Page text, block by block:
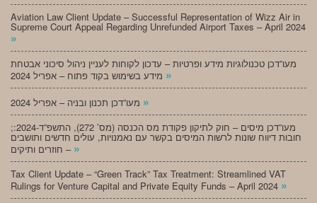
Aviation Law Client Update – Successful Representation of Wizz Air in
Supreme Court Appeal Regarding Unrefunded Airport Taxes – April 2024
»
מעו”דכן טכנולוגיות מידע ופרטיות – עדכון לקוחות לעניין ניהול סיכוני אבטחת
»
»
;מעו”דכן מיסים – חוק לתיקון פקודת מס הכנסה (מס’ 272), התשפ”ד-2024:
חובות דיווח שונות לרשות המיסים בקשר עם נאמנויות, עולים חדשים ותושבים
חוזרים ותיקים – »
Tax Client Update – “Green Track” Tax Treatment: Streamlined VAT
Rulings for Venture Capital and Private Equity Funds – April 2024 »